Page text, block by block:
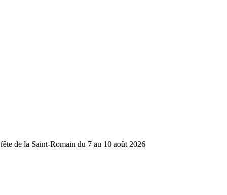
de la Saint-Romain du 7 au 10 août 2026